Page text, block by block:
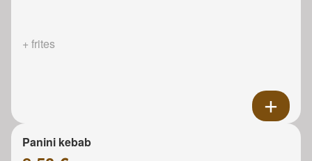
+ frites
Panini kebab